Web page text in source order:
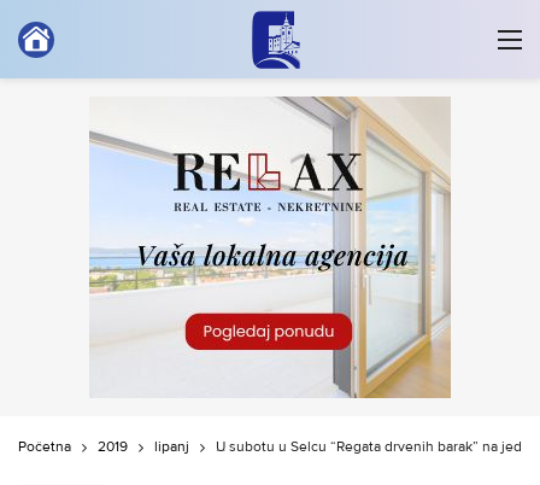
Početna 2019 lipanj U subotu u Selcu “Regata drvenih barak” na jedra